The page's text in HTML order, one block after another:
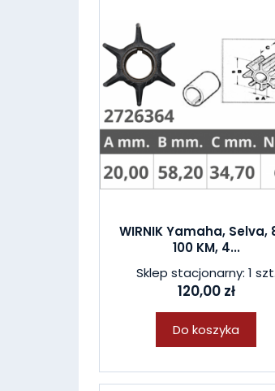
WIRNIK Yamaha, Selva,
100 KM, 4...
Sklep stacjonarny: 1 szt.
120,00 zł
Do koszyka